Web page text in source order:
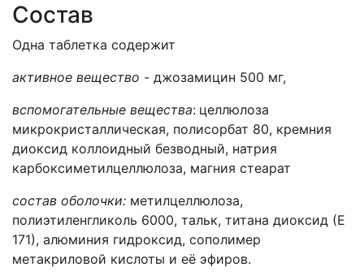
Состав
Одна таблетка содержит
активное вещество - джозамицин 500 мг,
вспомогательные вещества: целлюлоза
микрокристаллическая, полисорбат 80, кремния
диоксид коллоидный безводный, натрия
карбоксиметилцеллюлоза, магния стеарат
состав оболочки: метилцеллюлоза,
полиэтиленгликоль 6000, тальк, титана диоксид (Е
171), алюминия гидроксид, сополимер
метакриловой кислоты и её эфиров.